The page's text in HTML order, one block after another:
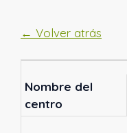
← Volver atrás
Nombre del
centro